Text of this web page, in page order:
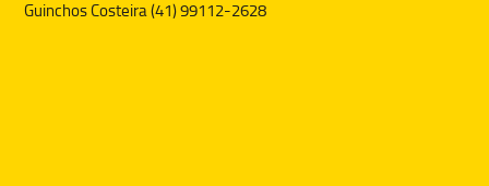
Guinchos Costeira (41) 99112-2628